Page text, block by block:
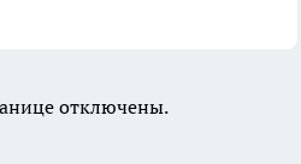
отключены.